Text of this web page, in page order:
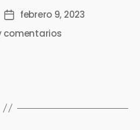
febrero 9, 2023
comentarios